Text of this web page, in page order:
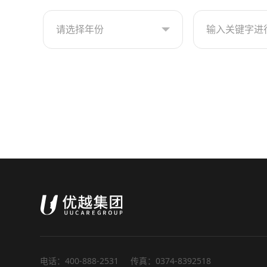
请选择年份
电话：400-888-2531 传真：0374-8392518